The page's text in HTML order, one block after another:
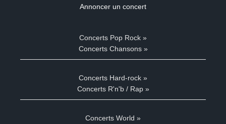
Annoncer un concert
Concerts Pop Rock »
Concerts Chansons »
Concerts Hard-rock »
Concerts R'n'b / Rap »
Concerts World »